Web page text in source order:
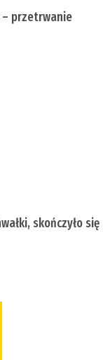
– przetrwanie
skończyło się